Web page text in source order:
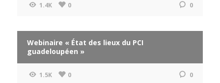
1.4K 0 0
Webinaire « État des lieux du PCI
guadeloupéen »
1.5K 0 0